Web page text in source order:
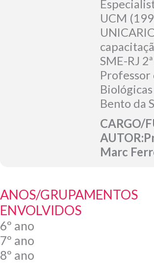
UCM
SME-RJ
Professor
Bento da
CARGO/
Marc
ANOS/GRUPAMENTOS
ENVOLVIDOS
6º ano
7º ano
8º ano